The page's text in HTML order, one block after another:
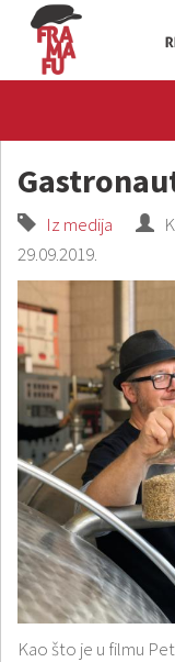
Iz medija
29.09.2019.
Kao što je u filmu